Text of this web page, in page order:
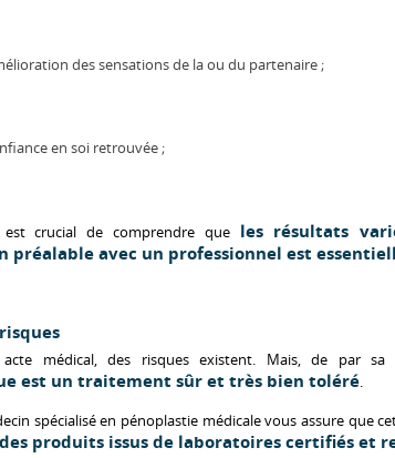
des sensations de la ou du partenaire ;
en soi retrouvée ;
est crucial de comprendre que les résultats
préalable avec un professionnel est
médical, des risques existent. Mais, de par sa
est un traitement sûr et très bien toléré.
spécialisé en pénoplastie médicalevous assure que
produits issus de laboratoires certifiés et